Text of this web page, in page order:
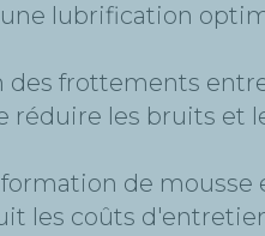
lubrification
frottements
réduire les bruits et
de mousse
les coûts